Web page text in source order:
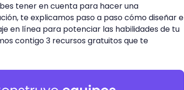
tener en cuenta para hacer una
te explicamos paso a paso cómo diseñar e
en línea para potenciar las habilidades de tu
contigo 3 recursos gratuitos que te